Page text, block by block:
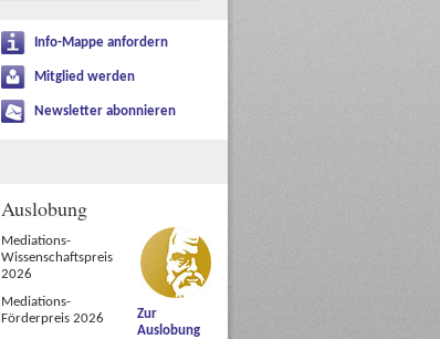
Info-Mappe anfordern
Mitglied werden
Newsletter abonnieren
Auslobung
Mediations-
Wissenschaftspreis
2026
Mediations-
Förderpreis 2026
Zur
Auslobung